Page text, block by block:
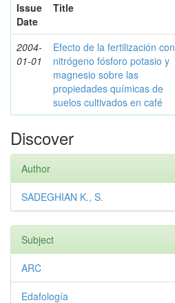
Issue
Date
Title
2004-
01-01
Efecto de la fertilización con
nitrógeno fósforo potasio y
magnesio sobre las
propiedades químicas de
suelos cultivados en café
Discover
Author
SADEGHIAN K., S.
Subject
ARC
Edafología